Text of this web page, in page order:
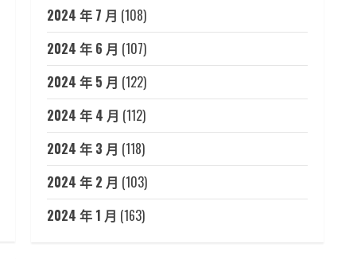
2024 年 7 月 (108)
2024 年 6 月 (107)
2024 年 5 月 (122)
2024 年 4 月 (112)
2024 年 3 月 (118)
2024 年 2 月 (103)
2024 年 1 月 (163)